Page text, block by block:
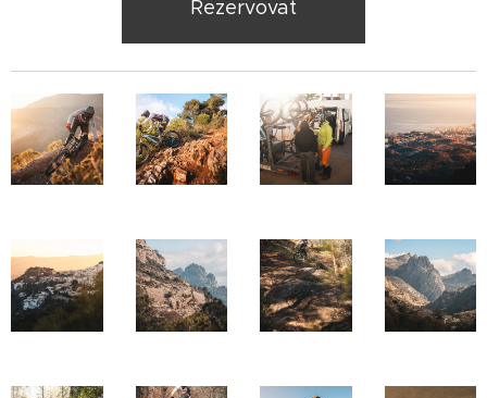
Rezervovat